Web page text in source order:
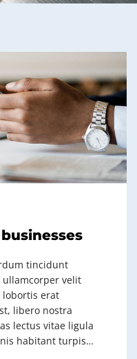
tincidunt
ullamcorper velit
erat
libero nostra
lectus vitae ligula
habitant turpis…